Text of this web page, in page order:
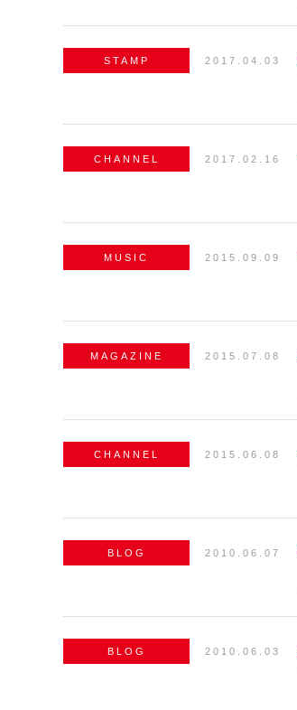
STAMP 2017.04.03
CHANNEL 2017.02.16
MUSIC 2015.09.09
MAGAZINE 2015.07.08
CHANNEL 2015.06.08
BLOG 2010.06.07
BLOG 2010.06.03